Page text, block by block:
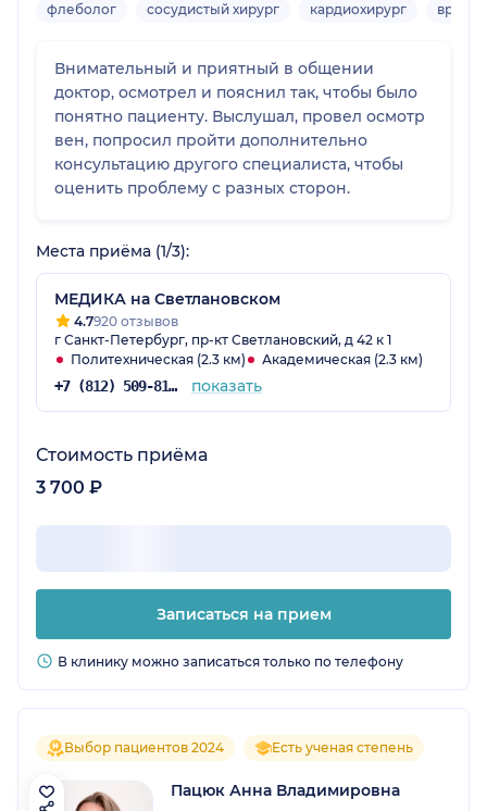
флеболог сосудистый хирург кардиохирург врач
Внимательный и приятный в общении
доктор, осмотрел и пояснил так, чтобы было
понятно пациенту. Выслушал, провел осмотр
вен, попросил пройти дополнительно
консультацию другого специалиста, чтобы
оценить проблему с разных сторон.
Места приёма (1/3):
МЕДИКА на Светлановском
4.7920 отзывов
г Санкт-Петербург, пр-кт Светлановский, д 42 к 1
Политехническая (2.3 км)
Академическая (2.3 км)
+7 (812) 509-81-75 показать
Стоимость приёма
3 700 ₽
Записаться на прием
В клинику можно записаться только по телефону
Выбор пациентов 2024 Есть ученая степень
Пацюк Анна Владимировна